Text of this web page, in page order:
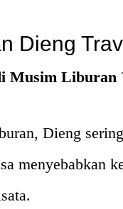
Dieng
Musim Liburan
Dieng
menyebabkan